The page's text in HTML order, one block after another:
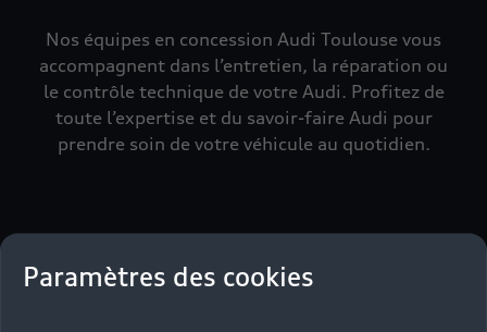
Nos équipes en concession Audi Toulouse vous
accompagnent dans l’entretien, la réparation ou
le contrôle technique de votre Audi. Profitez de
toute l’expertise et du savoir-faire Audi pour
prendre soin de votre véhicule au quotidien.
Paramètres des cookies